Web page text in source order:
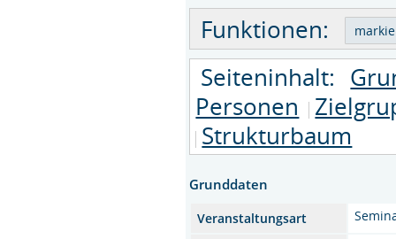
Funktionen:
Seiteninhalt:
Personen
Strukturbaum
Grunddaten
Veranstaltungsart